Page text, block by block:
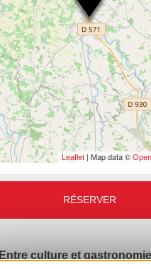
Leaflet | Map data ©
RÉSERVER
Entre culture et